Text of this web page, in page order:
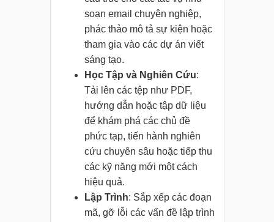
soạn email chuyên nghiệp,
phác thảo mô tả sự kiện hoặc
tham gia vào các dự án viết
sáng tạo.
Học Tập và Nghiên Cứu:
Tải lên các tệp như PDF,
hướng dẫn hoặc tập dữ liệu
để khám phá các chủ đề
phức tạp, tiến hành nghiên
cứu chuyên sâu hoặc tiếp thu
các kỹ năng mới một cách
hiệu quả.
Lập Trình: Sắp xếp các đoạn
mã, gỡ lỗi các vấn đề lập trình